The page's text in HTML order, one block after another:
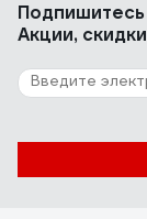
Подпишитесь
Акции,